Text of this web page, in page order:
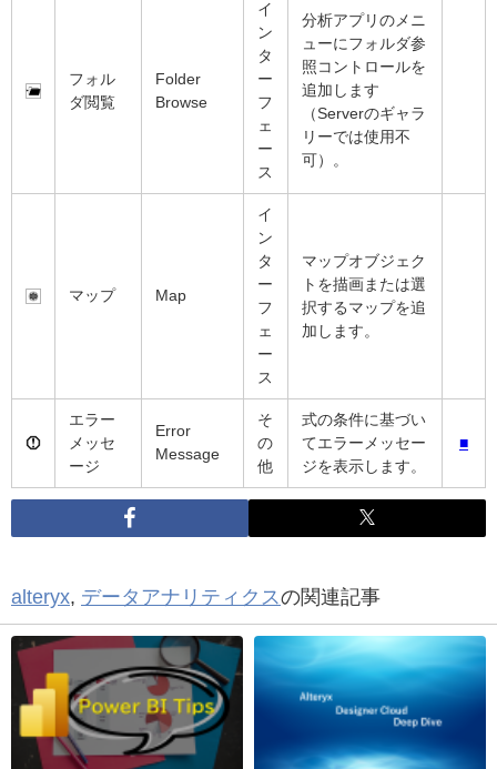
フォル
ダ閲覧
Folder
Browse
イ
ン
タ
ー
フ
ェ
ー
ス
分析アプリのメニ
ューにフォルダ参
照コントロールを
追加します
（Serverのギャラ
リーでは使用不
可）。
マップ Map
イ
ン
タ
ー
フ
ェ
ー
ス
マップオブジェク
トを描画または選
択するマップを追
加します。
エラー
メッセ
ージ
Error
Message
そ
の
他
式の条件に基づい
てエラーメッセー
ジを表示します。
■
alteryx, データアナリティクスの関連記事